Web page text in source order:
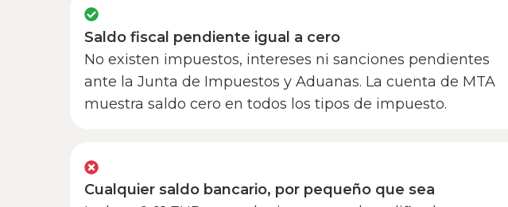
Saldo fiscal pendiente igual a cero
No existen impuestos, intereses ni sanciones pendientes
ante la Junta de Impuestos y Aduanas. La cuenta de MTA
muestra saldo cero en todos los tipos de impuesto.
Cualquier saldo bancario, por pequeño que sea